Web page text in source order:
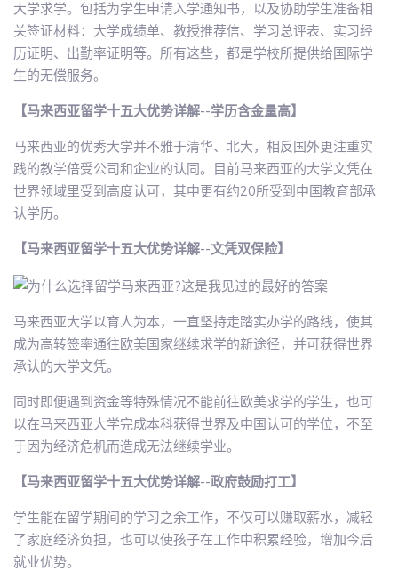
大学求学。包括为学生申请入学通知书，以及协助学生准备相
关签证材料：大学成绩单、教授推荐信、学习总评表、实习经
历证明、出勤率证明等。所有这些，都是学校所提供给国际学
生的无偿服务。
【马来西亚留学十五大优势详解--学历含金量高】
马来西亚的优秀大学并不雅于清华、北大，相反国外更注重实
践的教学倍受公司和企业的认同。目前马来西亚的大学文凭在
世界领域里受到高度认可，其中更有约20所受到中国教育部承
认学历。
【马来西亚留学十五大优势详解--文凭双保险】
马来西亚大学以育人为本，一直坚持走踏实办学的路线，使其
成为高转签率通往欧美国家继续求学的新途径，并可获得世界
承认的大学文凭。
同时即便遇到资金等特殊情况不能前往欧美求学的学生，也可
以在马来西亚大学完成本科获得世界及中国认可的学位，不至
于因为经济危机而造成无法继续学业。
【马来西亚留学十五大优势详解--政府鼓励打工】
学生能在留学期间的学习之余工作，不仅可以赚取薪水，减轻
了家庭经济负担，也可以使孩子在工作中积累经验，增加今后
就业优势。